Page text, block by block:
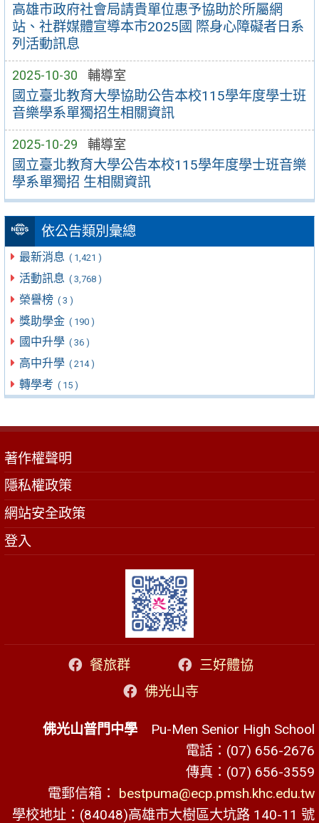
高雄市政府社會局請貴單位惠予協助於所屬網
站、社群媒體宣導本市2025國 際身心障礙者日系
列活動訊息
2025-10-30 輔導室
國立臺北教育大學協助公告本校115學年度學士班
音樂學系單獨招生相關資訊
2025-10-29 輔導室
國立臺北教育大學公告本校115學年度學士班音樂
學系單獨招 生相關資訊
依公告類別彙總
最新消息 ( 1,421 )
活動訊息 ( 3,768 )
榮譽榜 ( 3 )
獎助學金 ( 190 )
國中升學 ( 36 )
高中升學 ( 214 )
轉學考 ( 15 )
著作權聲明
隱私權政策
網站安全政策
登入
餐旅群
三好體協
佛光山寺
佛光山普門中學 Pu-Men Senior High School
電話：(07) 656-2676
傳真：(07) 656-3559
電郵信箱： bestpuma@ecp.pmsh.khc.edu.tw
學校地址：(84048)高雄市大樹區大坑路 140-11 號